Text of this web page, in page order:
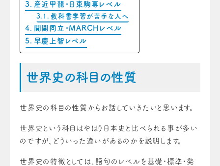
産近甲龍・日東駒専レベル
教科書学習が苦手な人へ
関関同立・MARCHレベル
早慶上智レベル
世界史の科目の性質
世界史の科目の性質からお話していきたいと思います。
世界史という科目はやはり日本史と比べられる事が多い
のですが、どういった違いがあるのかを説明します。
世界史の特徴としては、語句のレベルを基礎・標準・発